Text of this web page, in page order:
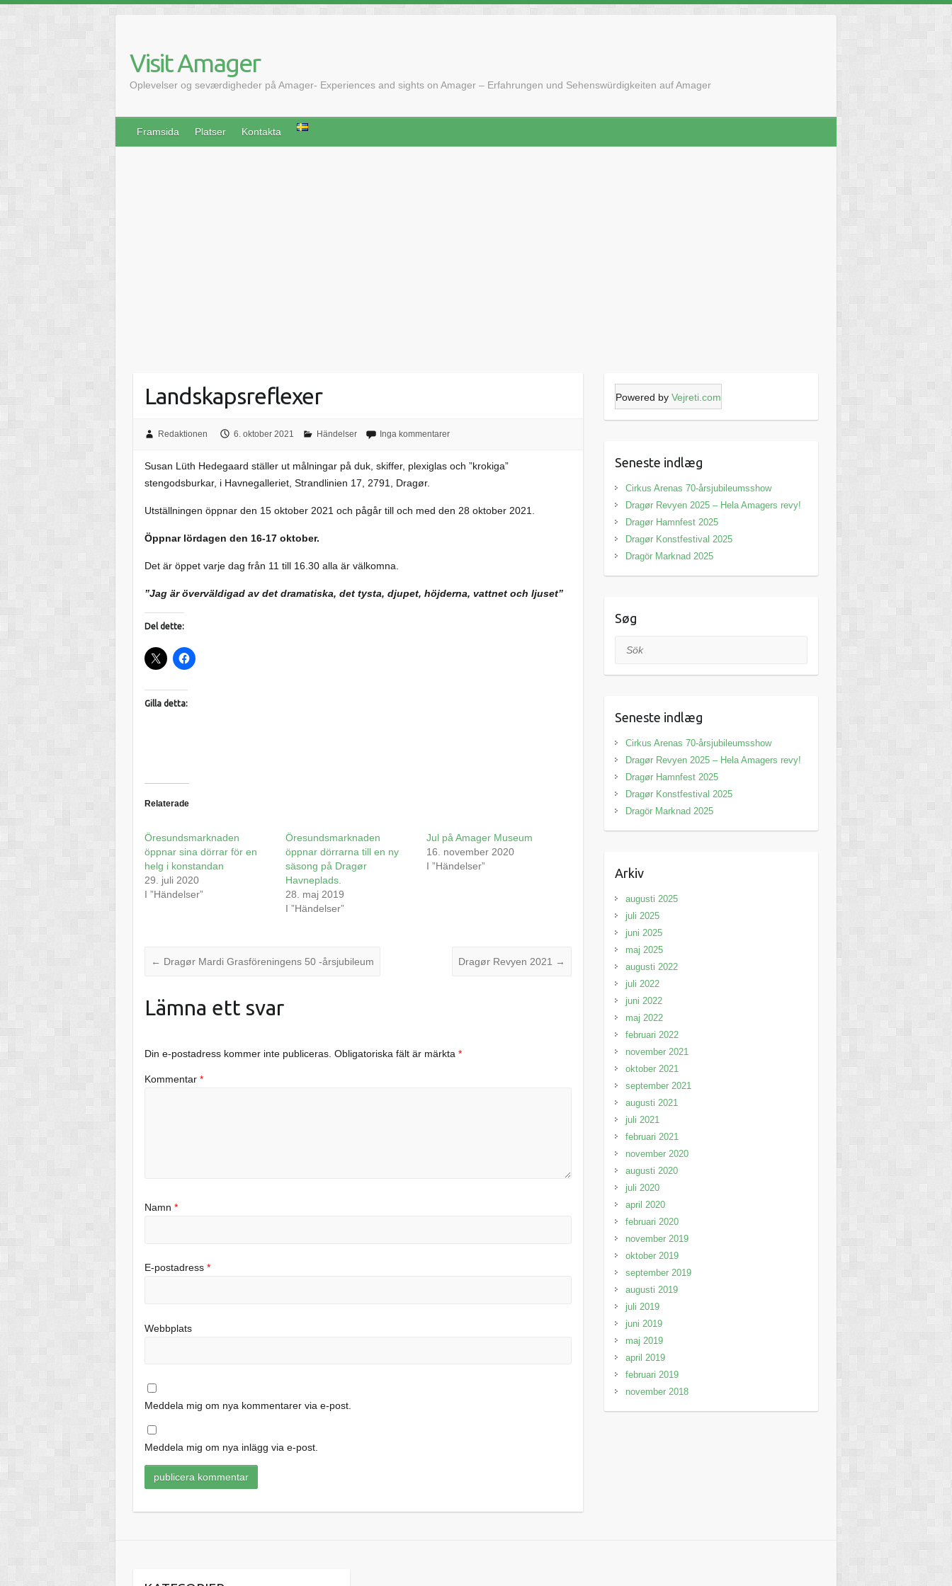
innehåll
Visit Amager
Oplevelser og seværdigheder på Amager- Experiences and sights on Amager – Erfahrungen und Sehenswürdigkeiten auf Amager
Framsida Platser Kontakta
Landskapsreflexer
Redaktionen 6. oktober 2021 Händelser Inga kommentarer
Susan Lüth Hedegaard ställer ut målningar på duk, skiffer, plexiglas och ”krokiga”
stengodsburkar, i Havnegalleriet, Strandlinien 17, 2791, Dragør.
Utställningen öppnar den 15 oktober 2021 och pågår till och med den 28 oktober 2021.
Öppnar lördagen den 16-17 oktober.
Det är öppet varje dag från 11 till 16.30 alla är välkomna.
”Jag är överväldigad av det dramatiska, det tysta, djupet, höjderna, vattnet och ljuset”
Del dette:
Gilla detta:
Relaterade
Öresundsmarknaden
öppnar sina dörrar för en
helg i konstandan
29. juli 2020
I ”Händelser”
Öresundsmarknaden
öppnar dörrarna till en ny
säsong på Dragør
Havneplads.
28. maj 2019
I ”Händelser”
Jul på Amager Museum
16. november 2020
I ”Händelser”
← Dragør Mardi Grasföreningens 50 -årsjubileum Dragør Revyen 2021 →
Lämna ett svar
Din e-postadress kommer inte publiceras. Obligatoriska fält är märkta*
Kommentar*
Namn*
E-postadress*
Webbplats
Meddela mig om nya kommentarer via e-post.
Meddela mig om nya inlägg via e-post.
Powered by Vejreti.com
Seneste indlæg
Cirkus Arenas 70-årsjubileumsshow
Dragør Revyen 2025 – Hela Amagers revy!
Dragør Hamnfest 2025
Dragør Konstfestival 2025
Dragör Marknad 2025
Søg
Sök
Seneste indlæg
Cirkus Arenas 70-årsjubileumsshow
Dragør Revyen 2025 – Hela Amagers revy!
Dragør Hamnfest 2025
Dragør Konstfestival 2025
Dragör Marknad 2025
Arkiv
augusti 2025
juli 2025
juni 2025
maj 2025
augusti 2022
juli 2022
juni 2022
maj 2022
februari 2022
november 2021
oktober 2021
september 2021
augusti 2021
juli 2021
februari 2021
november 2020
augusti 2020
juli 2020
april 2020
februari 2020
november 2019
oktober 2019
september 2019
augusti 2019
juli 2019
juni 2019
maj 2019
april 2019
februari 2019
november 2018